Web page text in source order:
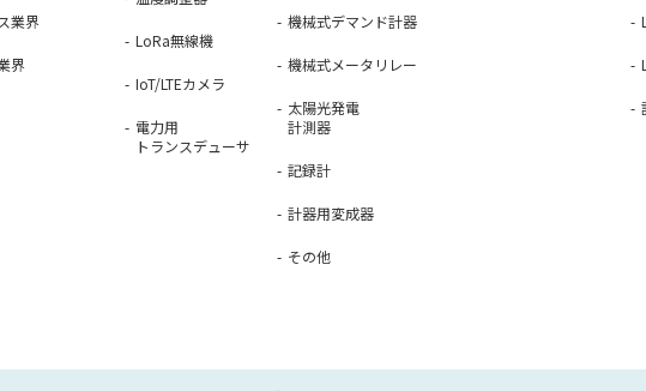
業界
界
LoRa無線機
IoT/LTEカメラ
電力用
トランスデューサ
機械式デマンド計器
機械式メータリレー
太陽光発電
計測器
記録計
計器用変成器
その他